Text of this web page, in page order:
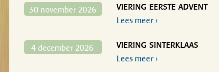
30 november 2026
VIERING EERSTE ADVENT
Lees meer ›
4 december 2026
VIERING SINTERKLAAS
Lees meer ›